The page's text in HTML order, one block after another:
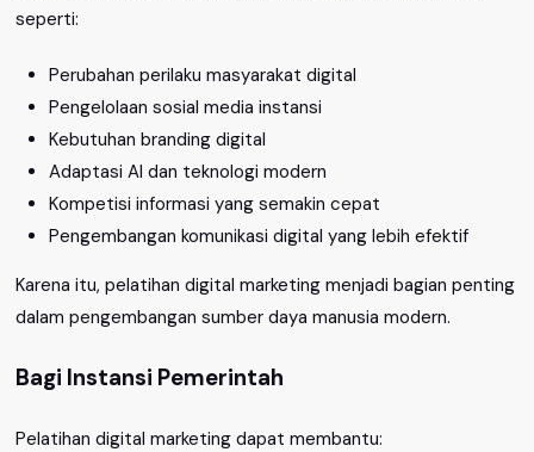
seperti:
Perubahan perilaku masyarakat digital
Pengelolaan sosial media instansi
Kebutuhan branding digital
Adaptasi AI dan teknologi modern
Kompetisi informasi yang semakin cepat
Pengembangan komunikasi digital yang lebih efektif
Karena itu, pelatihan digital marketing menjadi bagian penting
dalam pengembangan sumber daya manusia modern.
Bagi Instansi Pemerintah
Pelatihan digital marketing dapat membantu: